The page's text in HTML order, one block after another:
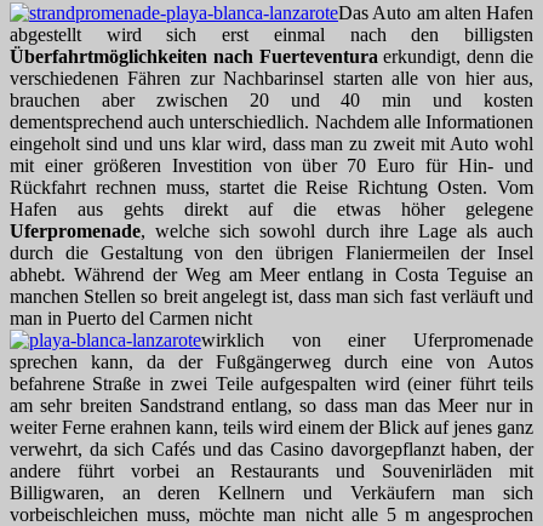
Das Auto am alten Hafen
abgestellt wird sich erst einmal nach den billigsten
Überfahrtmöglichkeiten nach Fuerteventura erkundigt, denn die
verschiedenen Fähren zur Nachbarinsel starten alle von hier aus,
brauchen aber zwischen 20 und 40 min und kosten
dementsprechend auch unterschiedlich. Nachdem alle Informationen
eingeholt sind und uns klar wird, dass man zu zweit mit Auto wohl
mit einer größeren Investition von über 70 Euro für Hin- und
Rückfahrt rechnen muss, startet die Reise Richtung Osten. Vom
Hafen aus gehts direkt auf die etwas höher gelegene
Uferpromenade, welche sich sowohl durch ihre Lage als auch
durch die Gestaltung von den übrigen Flaniermeilen der Insel
abhebt. Während der Weg am Meer entlang in Costa Teguise an
manchen Stellen so breit angelegt ist, dass man sich fast verläuft und
man in Puerto del Carmen nicht
wirklich von einer Uferpromenade
sprechen kann, da der Fußgängerweg durch eine von Autos
befahrene Straße in zwei Teile aufgespalten wird (einer führt teils
am sehr breiten Sandstrand entlang, so dass man das Meer nur in
weiter Ferne erahnen kann, teils wird einem der Blick auf jenes ganz
verwehrt, da sich Cafés und das Casino davorgepflanzt haben, der
andere führt vorbei an Restaurants und Souvenirläden mit
Billigwaren, an deren Kellnern und Verkäufern man sich
vorbeischleichen muss, möchte man nicht alle 5 m angesprochen